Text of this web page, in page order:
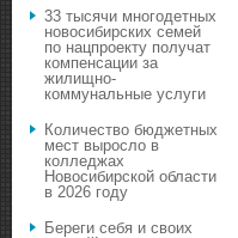
33 тысячи многодетных
новосибирских семей
по нацпроекту получат
компенсации за
жилищно-
коммунальные услуги
Количество бюджетных
мест выросло в
колледжах
Новосибирской области
в 2026 году
Береги себя и своих